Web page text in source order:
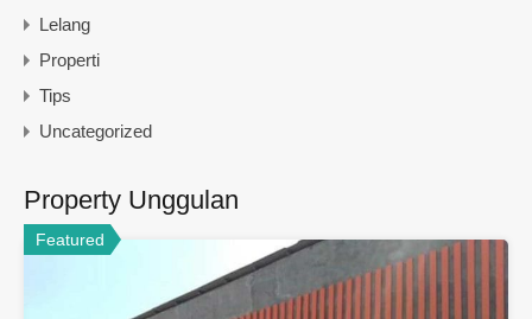
Lelang
Properti
Tips
Uncategorized
Property Unggulan
Featured